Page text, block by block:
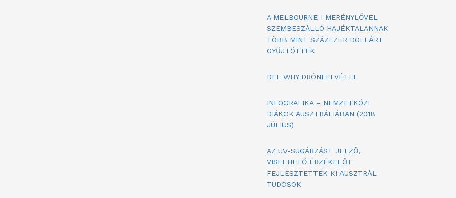
A MELBOURNE-I MERÉNYLŐVEL
SZEMBESZÁLLÓ HAJÉKTALANNAK
TÖBB MINT SZÁZEZER DOLLÁRT
GYŰJTÖTTEK
DEE WHY DRÓNFELVÉTEL
INFOGRAFIKA – NEMZETKÖZI
DIÁKOK AUSZTRÁLIÁBAN (2018
JÚLIUS)
AZ UV-SUGÁRZÁST JELZŐ,
VISELHETŐ ÉRZÉKELŐT
FEJLESZTETTEK KI AUSZTRÁL
TUDÓSOK